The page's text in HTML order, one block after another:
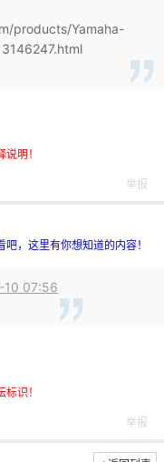
products/Yamaha-
明！
举报
，这里有你想知道的内容！
10 07:56
识！
举报